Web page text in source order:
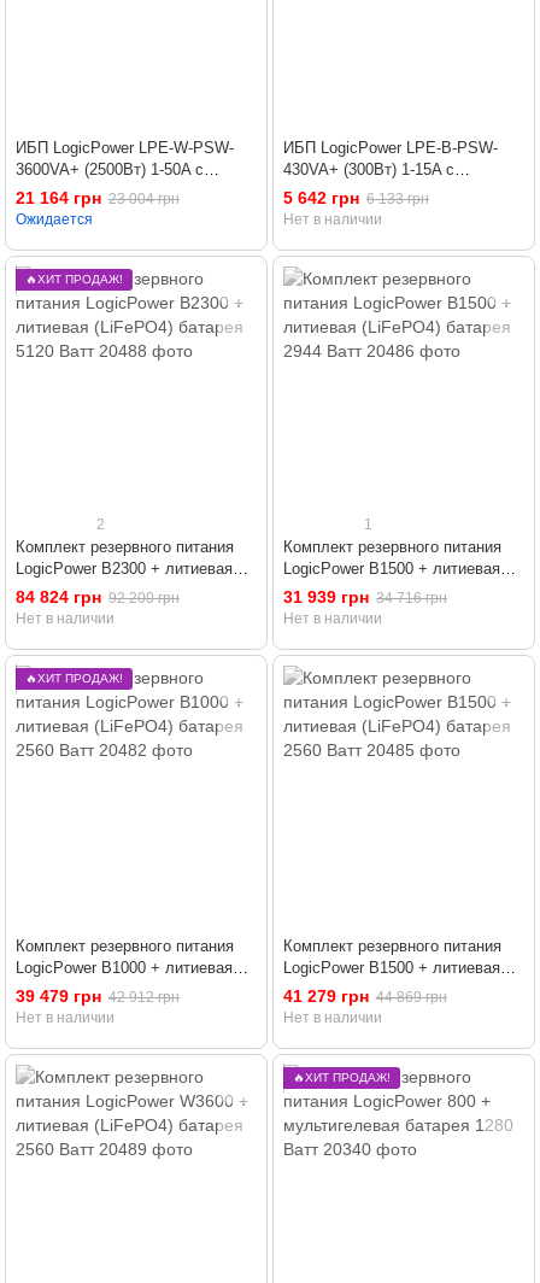
ИБП LogicPower LPE-W-PSW-
3600VA+ (2500Вт) 1-50A с
правильной синусоидой 24V
21 164 грн 23 004 грн
Ожидается
ИБП LogicPower LPE-B-PSW-
430VA+ (300Вт) 1-15A с
правильной синусоидой 12V
5 642 грн 6 133 грн
Нет в наличии
🔥ХИТ ПРОДАЖ!
2
Комплект резервного питания
LogicPower B2300 + литиевая
(LiFePO4) батарея 5120 Ватт
84 824 грн 92 200 грн
Нет в наличии
1
Комплект резервного питания
LogicPower B1500 + литиевая
(LiFePO4) батарея 2944 Ватт
31 939 грн 34 716 грн
Нет в наличии
🔥ХИТ ПРОДАЖ!
Комплект резервного питания
LogicPower B1000 + литиевая
(LiFePO4) батарея 2560 Ватт
39 479 грн 42 912 грн
Нет в наличии
Комплект резервного питания
LogicPower B1500 + литиевая
(LiFePO4) батарея 2560 Ватт
41 279 грн 44 869 грн
Нет в наличии
🔥ХИТ ПРОДАЖ!